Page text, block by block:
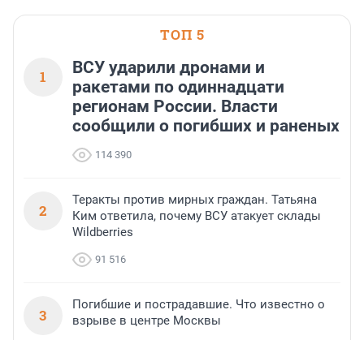
ТОП 5
1
ВСУ ударили дронами и
ракетами по одиннадцати
регионам России. Власти
сообщили о погибших и раненых
114 390
2
Теракты против мирных граждан. Татьяна
Ким ответила, почему ВСУ атакует склады
Wildberries
91 516
3
Погибшие и пострадавшие. Что известно о
взрыве в центре Москвы